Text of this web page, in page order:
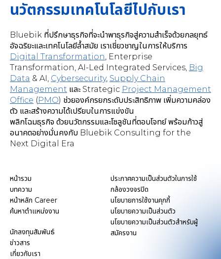
นวัตกรรมเทคโนโลยีไปกับเรา
Bluebik ที่ปรึกษาธุรกิจที่จะนำพาธุรกิจสู่ความสำเร็จด้วยกลยุทธ์
อัจฉริยะและเทคโนโลยีล้ำสมัย เราเชี่ยวชาญในการให้บริการ
Digital Transformation, Enterprise
Transformation, AI-Led Integrated Services, Big
Data & AI, Cybersecurity, Supply Chain
Management และ Strategic Project Management
Office (PMO) ช่วยองค์กรยกระดับประสิทธิภาพ เพิ่มความคล่อง
ตัว และสร้างความได้เปรียบในการแข่งขัน
พลิกโฉมธุรกิจ ด้วยนวัตกรรมและโซลูชันที่ตอบโจทย์ พร้อมก้าวสู่
อนาคตอย่างมั่นคงกับ Bluebik Consulting for the
Next Digital Era
หน้ารวม
บทความ
หน้าหลัก Career
ค้นหาตำแหน่งงาน
นักลงทุนสัมพันธ์
ข่าวสาร
เกี่ยวกับเรา
ประกาศความเป็นส่วนตัวในการใช้
กล้องวงจรปิด
นโยบายการใช้งานคุกกี้
นโยบายความเป็นส่วนตัว
นโยบายความเป็นส่วนตัวสำหรับผู้
สมัครงาน